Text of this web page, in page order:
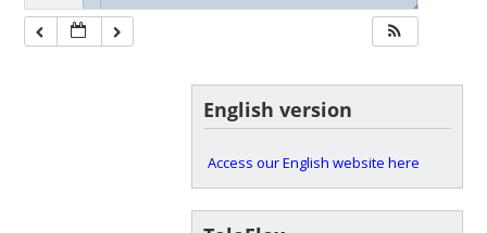
◢◢
English version
Access our English website here